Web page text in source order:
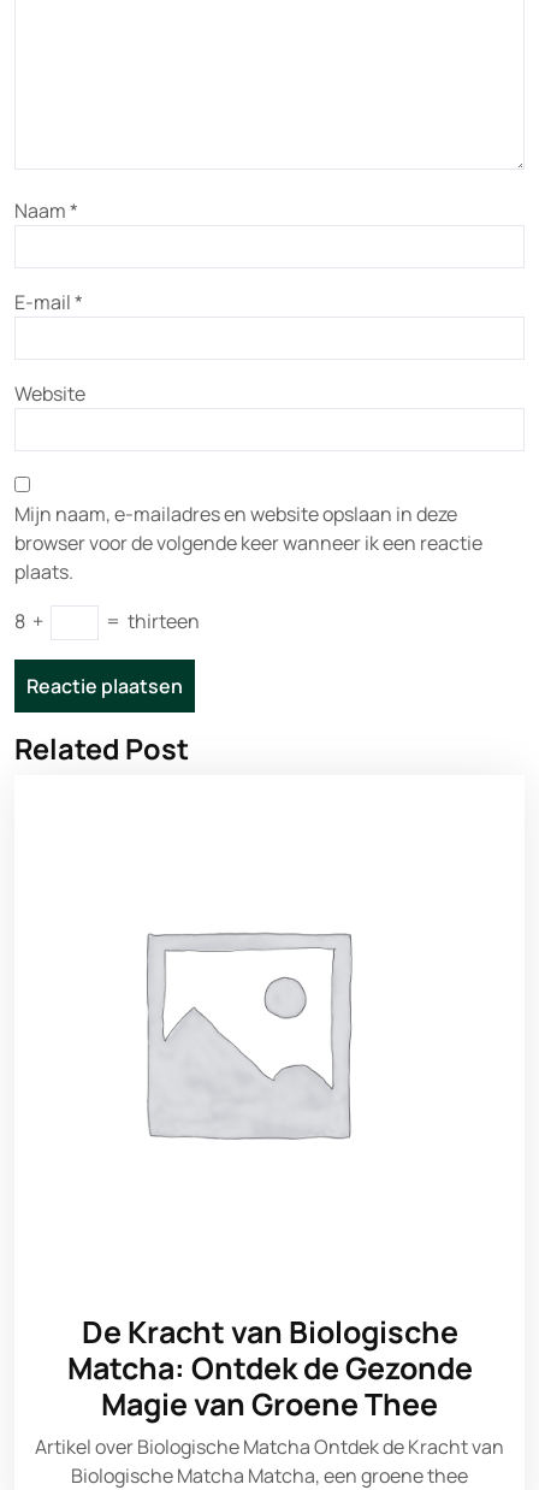
Naam*
E-mail*
Website
Mijn naam, e-mailadres en website opslaan in deze
browser voor de volgende keer wanneer ik een reactie
plaats.
8 + = thirteen
Related Post
De Kracht van Biologische
Matcha: Ontdek de Gezonde
Magie van Groene Thee
Artikel over Biologische Matcha Ontdek de Kracht van
Biologische Matcha Matcha, een groene thee